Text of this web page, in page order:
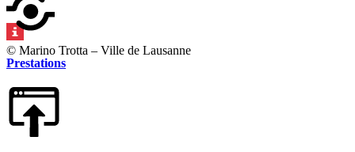
© Marino Trotta – Ville de Lausanne
Prestations